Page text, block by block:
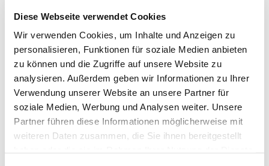
Diese Webseite verwendet Cookies
Wir verwenden Cookies, um Inhalte und Anzeigen zu
personalisieren, Funktionen für soziale Medien anbieten
zu können und die Zugriffe auf unsere Website zu
analysieren. Außerdem geben wir Informationen zu Ihrer
Verwendung unserer Website an unsere Partner für
soziale Medien, Werbung und Analysen weiter. Unsere
Partner führen diese Informationen möglicherweise mit
weiteren Daten zusammen, die Sie ihnen bereitgestellt